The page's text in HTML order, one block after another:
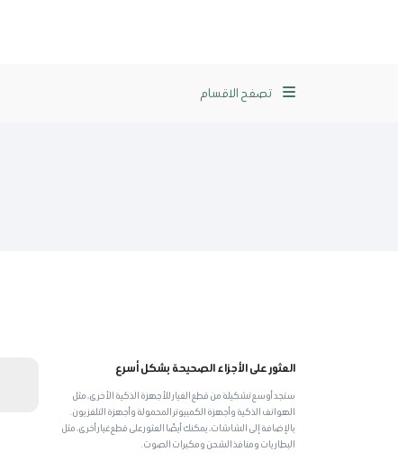
تصفح الاقسام
العثور على الأجزاء الصحيحة بشكل أسرع
ستجد أوسع تشكيلة من قطع الغيار للأجهزة الذكية الأخرى، مثل
الهواتف الذكية وأجهزة الكمبيوتر المحمولة وأجهزة التلفزيون.
بالإضافة إلى الشاشات، يمكنك أيضًا العثور على قطع غيار أخرى، مثل
البطاريات ومنافذ الشحن ومكبرات الصوت.